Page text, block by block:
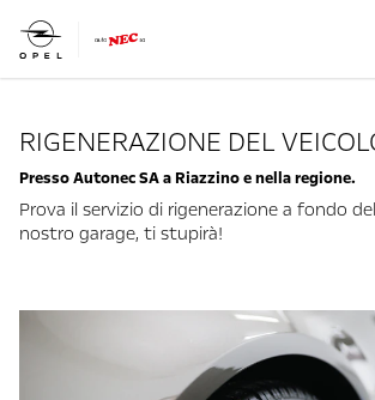
RIGENERAZIONE DEL
Presso Autonec SA a Riazzino e nella regione.
Prova il servizio di rigenerazione a fondo
nostro garage, ti stupirà!